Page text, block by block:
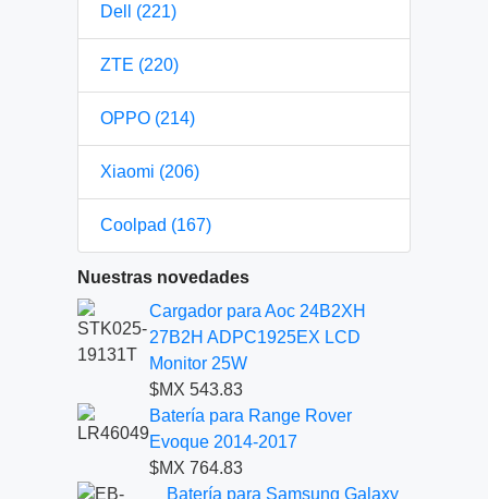
Dell (221)
ZTE (220)
OPPO (214)
Xiaomi (206)
Coolpad (167)
Nuestras novedades
Cargador para Aoc 24B2XH
27B2H ADPC1925EX LCD
Monitor 25W
$MX 543.83
Batería para Range Rover
Evoque 2014-2017
$MX 764.83
Batería para Samsung Galaxy